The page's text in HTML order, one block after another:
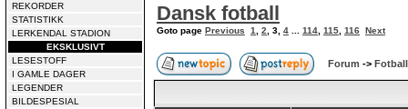
REKORDER
STATISTIKK
LERKENDAL STADION
EKSKLUSIVT
LESESTOFF
I GAMLE DAGER
LEGENDER
BILDESPESIAL
Dansk fotball
Goto page Previous 1 2 3 4 114 115 116 Next
Forum ->